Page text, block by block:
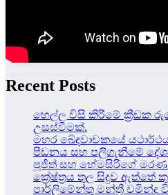
Recent Posts
හෙල්ල විසි කිරීමේ ක්‍රීඩක
උසස්වීමක්.
මහර ඛේදවාචකයේ
පීඩනය සහ පලිගැනීමේ
පූජිත් සහ හේමසිරිගේ
ක්‍රේෂ්ත්‍රය තුල සිදුව ඇත්තේ
පාර්ලිමේන්තු මන්ත්‍රී චමින්ද